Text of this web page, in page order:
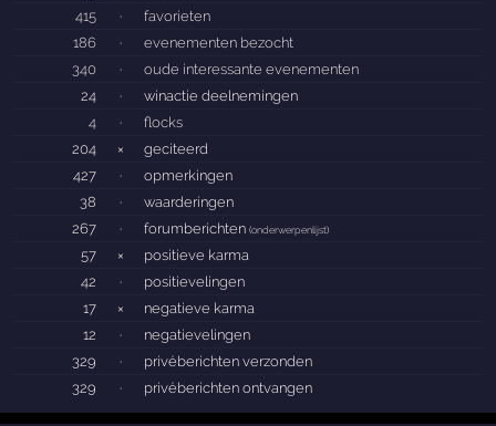
415
·
favorieten
186
·
evenementen bezocht
340
·
oude interessante evenementen
24
·
winactie deelnemingen
4
·
flocks
204
×
geciteerd
427
·
opmerkingen
38
·
waarderingen
267
· forumberichten(onderwerpenlijst)
57 ×
positieve karma
42
·
positievelingen
17
×
negatieve karma
12
·
negatievelingen
329
·
privéberichten verzonden
329
· privéberichten ontvangen